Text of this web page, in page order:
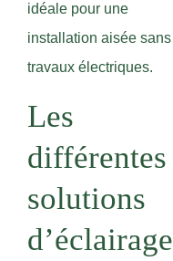
idéale pour une
installation aisée sans
travaux électriques.
Les
différentes
solutions
d’éclairage